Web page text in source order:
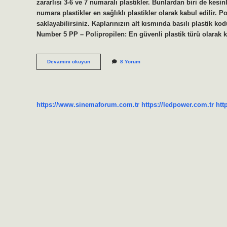
zararlısı 3-6 ve 7 numaralı plastikler. Bunlardan biri de
numara plastikler en sağlıklı plastikler olarak kabul edilir.
saklayabilirsiniz. Kaplarınızın alt kısmında basılı
Number 5 PP – Polipropilen: En güvenli plastik türü olarak
Devamını okuyunKaliteli
Plastik
8 Yorum
https://www.sinemaforum.com.tr https://ledpower.com.tr